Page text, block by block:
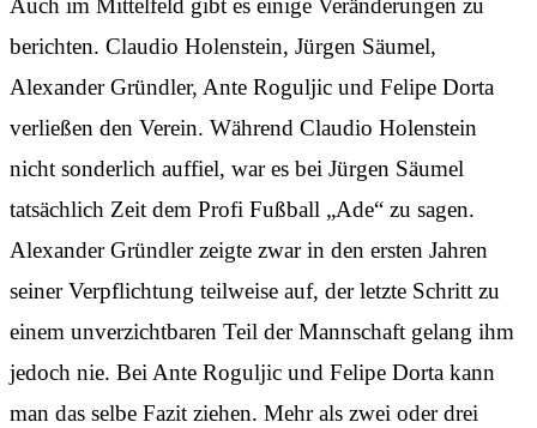
Auch im Mittelfeld gibt es einige Veränderungen zu
berichten. Claudio Holenstein, Jürgen Säumel,
Alexander Gründler, Ante Roguljic und Felipe Dorta
verließen den Verein. Während Claudio Holenstein
nicht sonderlich auffiel, war es bei Jürgen Säumel
tatsächlich Zeit dem Profi Fußball „Ade“ zu sagen.
Alexander Gründler zeigte zwar in den ersten Jahren
seiner Verpflichtung teilweise auf, der letzte Schritt zu
einem unverzichtbaren Teil der Mannschaft gelang ihm
jedoch nie. Bei Ante Roguljic und Felipe Dorta kann
man das selbe Fazit ziehen. Mehr als zwei oder drei